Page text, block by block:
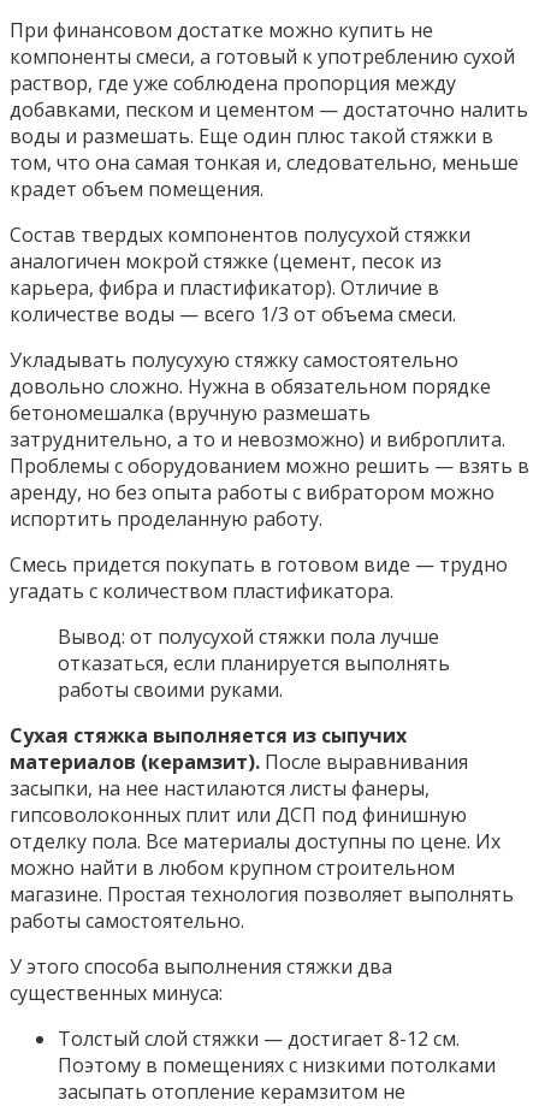
При финансовом достатке можно купить не
компоненты смеси, а готовый к употреблению сухой
раствор, где уже соблюдена пропорция между
добавками, песком и цементом — достаточно налить
воды и размешать. Еще один плюс такой стяжки в
том, что она самая тонкая и, следовательно, меньше
крадет объем помещения.
Состав твердых компонентов полусухой стяжки
аналогичен мокрой стяжке (цемент, песок из
карьера, фибра и пластификатор). Отличие в
количестве воды — всего 1/3 от объема смеси.
Укладывать полусухую стяжку самостоятельно
довольно сложно. Нужна в обязательном порядке
бетономешалка (вручную размешать
затруднительно, а то и невозможно) и виброплита.
Проблемы с оборудованием можно решить — взять в
аренду, но без опыта работы с вибратором можно
испортить проделанную работу.
Смесь придется покупать в готовом виде — трудно
угадать с количеством пластификатора.
Вывод: от полусухой стяжки пола лучше
отказаться, если планируется выполнять
работы своими руками.
Сухая стяжка выполняется из сыпучих
материалов (керамзит). После выравнивания
засыпки, на нее настилаются листы фанеры,
гипсоволоконных плит или ДСП под финишную
отделку пола. Все материалы доступны по цене. Их
можно найти в любом крупном строительном
магазине. Простая технология позволяет выполнять
работы самостоятельно.
У этого способа выполнения стяжки два
существенных минуса:
Толстый слой стяжки — достигает 8-12 см.
Поэтому в помещениях с низкими потолками
засыпать отопление керамзитом не